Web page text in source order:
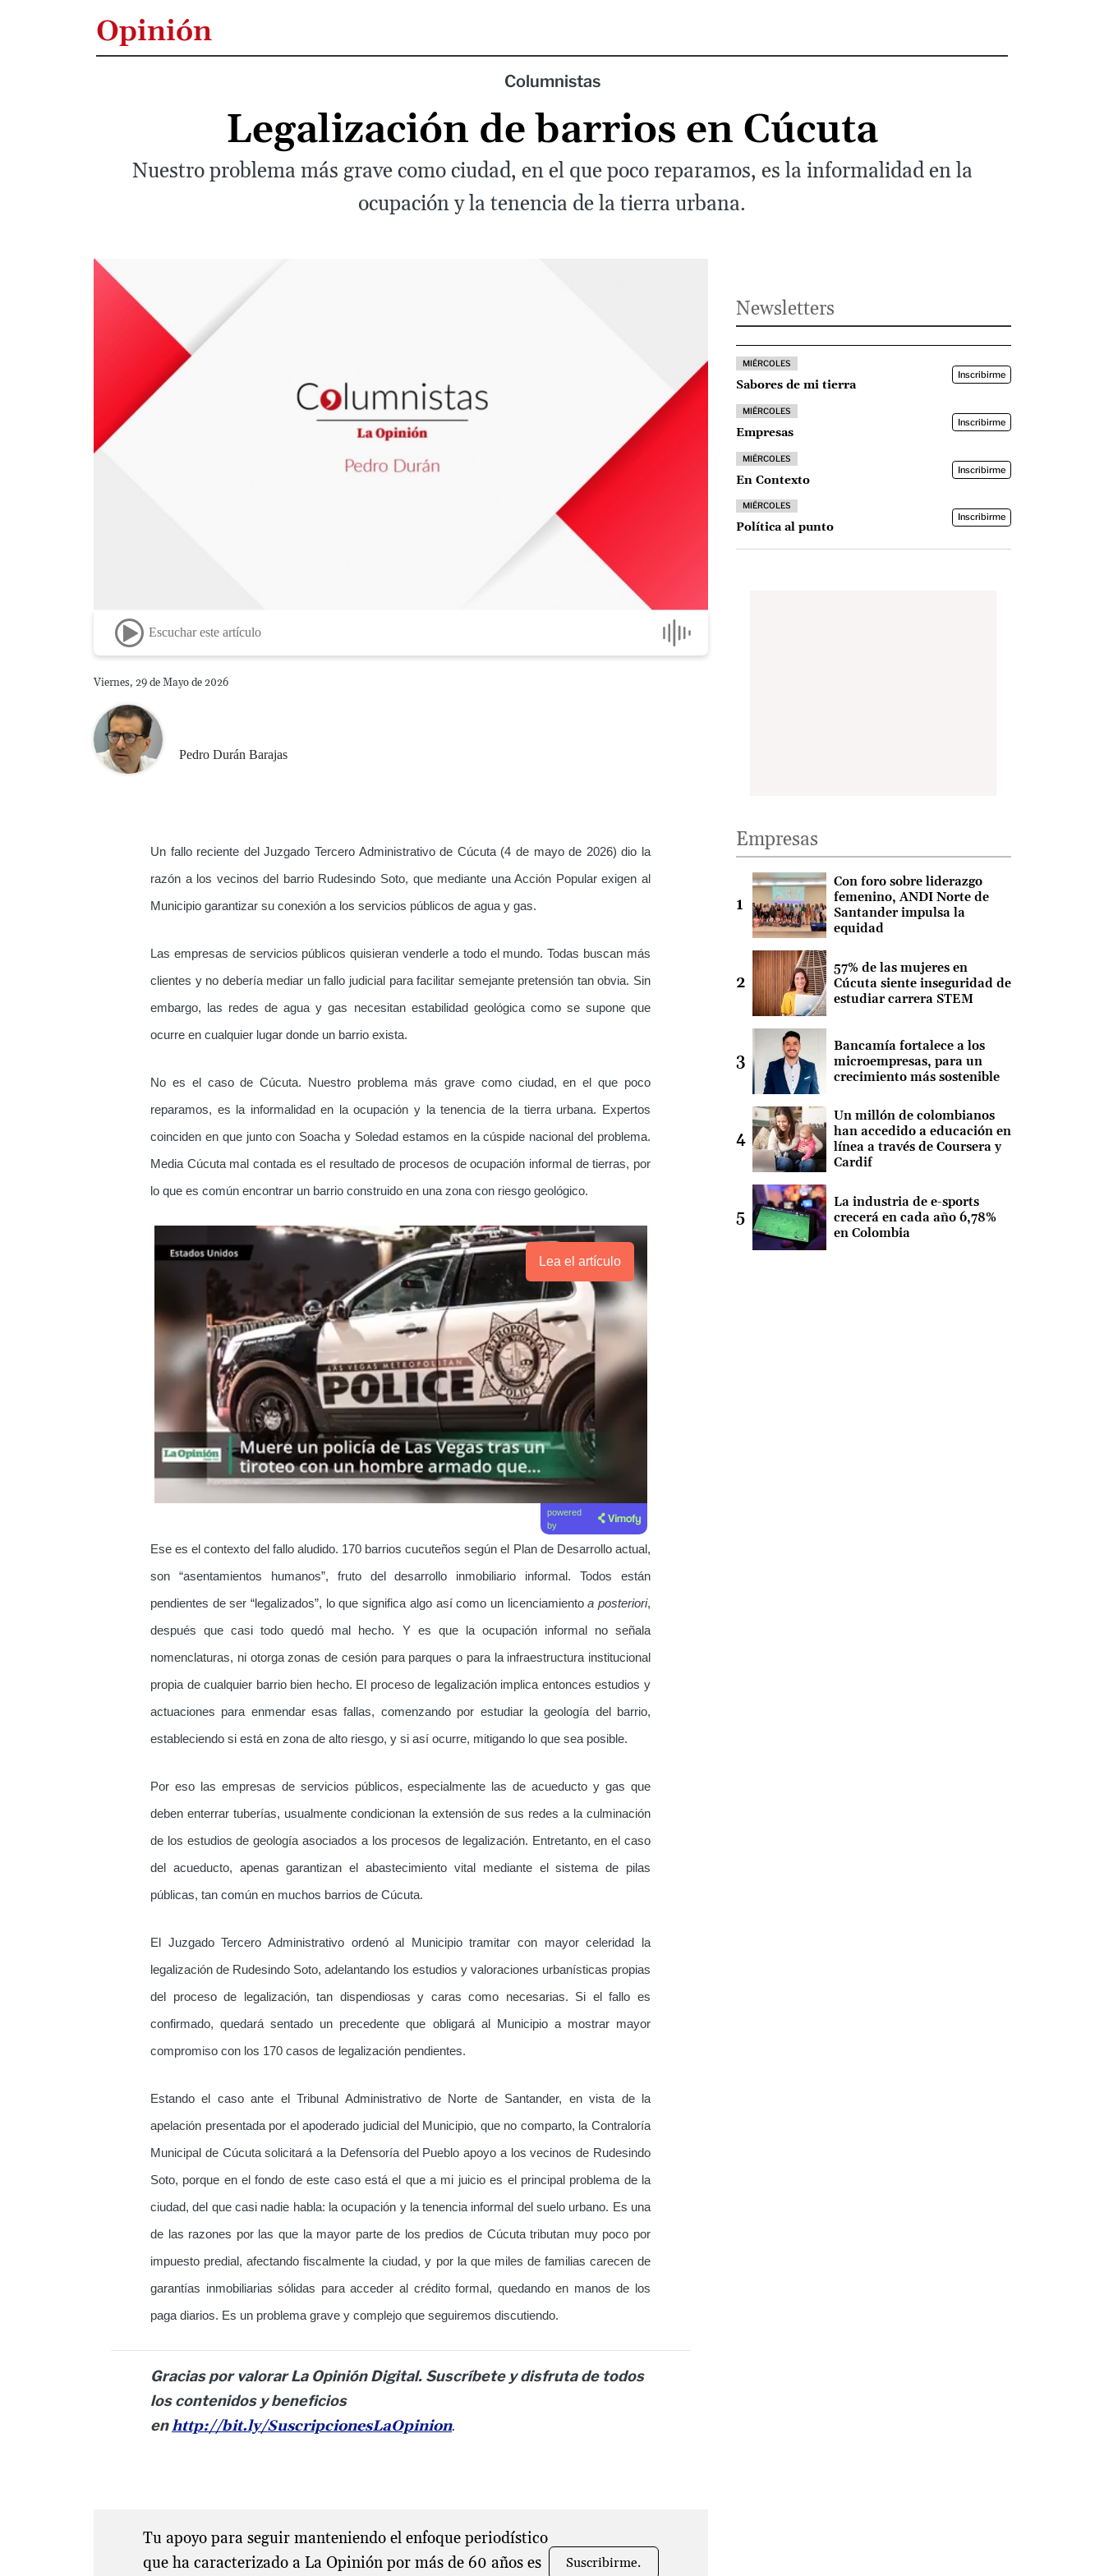
Opinión
Columnistas
Legalización de barrios en Cúcuta
Nuestro problema más grave como ciudad, en el que poco reparamos, es la informalidad en la
ocupación y la tenencia de la tierra urbana.
Escuchar este artículo
Viernes, 29 de Mayo de 2026
Pedro Durán Barajas
Un fallo reciente del Juzgado Tercero Administrativo de Cúcuta (4 de mayo de 2026) dio la
razón a los vecinos del barrio Rudesindo Soto, que mediante una Acción Popular exigen al
Municipio garantizar su conexión a los servicios públicos de agua y gas.
Las empresas de servicios públicos quisieran venderle a todo el mundo. Todas buscan más
clientes y no debería mediar un fallo judicial para facilitar semejante pretensión tan obvia. Sin
embargo, las redes de agua y gas necesitan estabilidad geológica como se supone que
ocurre en cualquier lugar donde un barrio exista.
No es el caso de Cúcuta. Nuestro problema más grave como ciudad, en el que poco
reparamos, es la informalidad en la ocupación y la tenencia de la tierra urbana. Expertos
coinciden en que junto con Soacha y Soledad estamos en la cúspide nacional del problema.
Media Cúcuta mal contada es el resultado de procesos de ocupación informal de tierras, por
lo que es común encontrar un barrio construido en una zona con riesgo geológico.
Lea el artículo
powered
by
Ese es el contexto del fallo aludido. 170 barrios cucuteños según el Plan de Desarrollo actual,
son “asentamientos humanos”, fruto del desarrollo inmobiliario informal. Todos están
pendientes de ser “legalizados”, lo que significa algo así como un licenciamientoa posteriori,
después que casi todo quedó mal hecho. Y es que la ocupación informal no señala
nomenclaturas, ni otorga zonas de cesión para parques o para la infraestructura institucional
propia de cualquier barrio bien hecho. El proceso de legalización implica entonces estudios y
actuaciones para enmendar esas fallas, comenzando por estudiar la geología del barrio,
estableciendo si está en zona de alto riesgo, y si así ocurre, mitigando lo que sea posible.
Por eso las empresas de servicios públicos, especialmente las de acueducto y gas que
deben enterrar tuberías, usualmente condicionan la extensión de sus redes a la culminación
de los estudios de geología asociados a los procesos de legalización. Entretanto, en el caso
del acueducto, apenas garantizan el abastecimiento vital mediante el sistema de pilas
públicas, tan común en muchos barrios de Cúcuta.
El Juzgado Tercero Administrativo ordenó al Municipio tramitar con mayor celeridad la
legalización de Rudesindo Soto, adelantando los estudios y valoraciones urbanísticas propias
del proceso de legalización, tan dispendiosas y caras como necesarias. Si el fallo es
confirmado, quedará sentado un precedente que obligará al Municipio a mostrar mayor
compromiso con los 170 casos de legalización pendientes.
Estando el caso ante el Tribunal Administrativo de Norte de Santander, en vista de la
apelación presentada por el apoderado judicial del Municipio, que no comparto, la Contraloría
Municipal de Cúcuta solicitará a la Defensoría del Pueblo apoyo a los vecinos de Rudesindo
Soto, porque en el fondo de este caso está el que a mi juicio es el principal problema de la
ciudad, del que casi nadie habla: la ocupación y la tenencia informal del suelo urbano. Es una
de las razones por las que la mayor parte de los predios de Cúcuta tributan muy poco por
impuesto predial, afectando fiscalmente la ciudad, y por la que miles de familias carecen de
garantías inmobiliarias sólidas para acceder al crédito formal, quedando en manos de los
paga diarios. Es un problema grave y complejo que seguiremos discutiendo.
Gracias por valorar La Opinión Digital. Suscríbete y disfruta de todos
los contenidos y beneficios
enhttp://bit.ly/SuscripcionesLaOpinion.
Tu apoyo para seguir manteniendo el enfoque periodístico
que ha caracterizado a La Opinión por más de 60 años es
Suscribirme.
Newsletters
MIÉRCOLES
Sabores de mi tierra
Inscribirme
MIÉRCOLES
Empresas
Inscribirme
MIÉRCOLES
En Contexto
Inscribirme
MIÉRCOLES
Política al punto
Inscribirme
Empresas
Con foro sobre liderazgo
femenino, ANDI Norte de
Santander impulsa la
equidad
57% de las mujeres en
Cúcuta siente inseguridad de
estudiar carrera STEM
Bancamía fortalece a los
microempresas, para un
crecimiento más sostenible
Un millón de colombianos
han accedido a educación en
línea a través de Coursera y
Cardif
La industria de e-sports
crecerá en cada año 6,78%
en Colombia